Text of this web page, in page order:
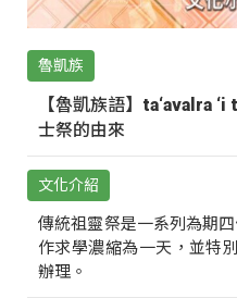
魯凱族
【魯凱族語】ta‘avalra
士祭的由來
文化介紹
傳統祖靈祭是一系列為期
作求學濃縮為一天，並特
辦理。